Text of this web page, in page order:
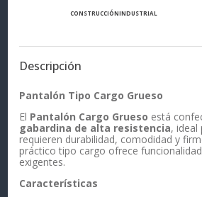
CONSTRUCCIÓNINDUSTRIAL
Descripción
Pantalón Tipo Cargo Grueso
El Pantalón Cargo Grueso está
gabardina de alta resistencia, ideal
requieren durabilidad, comodidad y
práctico tipo cargo ofrece
exigentes.
Características